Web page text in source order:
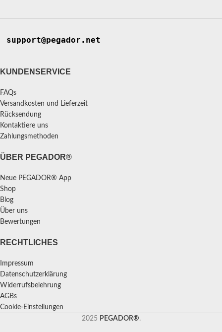
support@pegador.net
KUNDENSERVICE
FAQs
Versandkosten und Lieferzeit
Rücksendung
Kontaktiere uns
Zahlungsmethoden
ÜBER PEGADOR®
Neue PEGADOR® App
Shop
Blog
Über uns
Bewertungen
RECHTLICHES
Impressum
Datenschutzerklärung
Widerrufsbelehrung
AGBs
Cookie-Einstellungen
2025 PEGADOR®.